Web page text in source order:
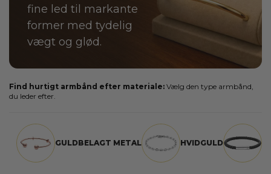
fine led til markante
former med tydelig
vægt og glød.
Find hurtigt armbånd efter materiale: Vælg den type armbånd,
du leder efter.
GULDBELAGT METAL HVIDGULD